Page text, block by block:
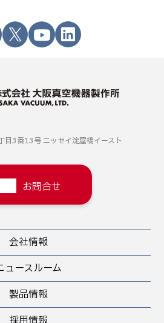
目3番13号 ニッセイ淀屋橋イースト
お問合せ
会社情報
ュースルーム
製品情報